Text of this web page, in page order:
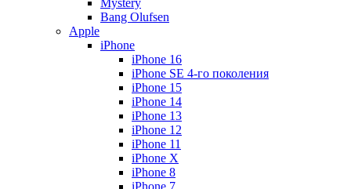
Mystery
Bang Olufsen
Apple
iPhone
iPhone 16
iPhone SE 4-го поколения
iPhone 15
iPhone 14
iPhone 13
iPhone 12
iPhone 11
iPhone X
iPhone 8
iPhone 7